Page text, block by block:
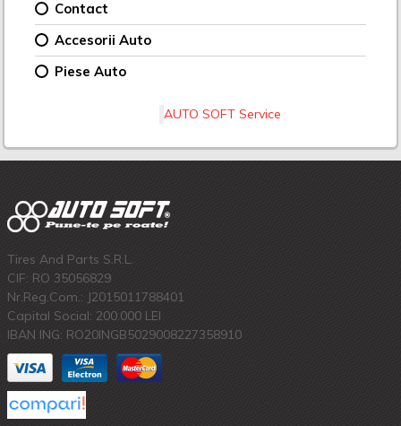
Contact
Accesorii Auto
Piese Auto
AUTO SOFT Service
Tires And Parts S.R.L.
CIF: RO 35056829
Nr.Reg.Com.: J2015011788401
Capital Social: 200.000 LEI
IBAN ING: RO20INGB5029008227358910